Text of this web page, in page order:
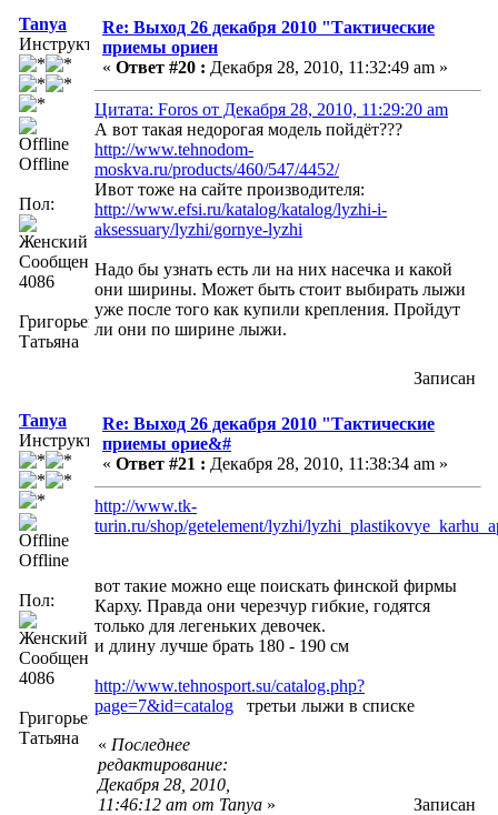
Tanya
Инструктор
Offline
Пол:
Сообщений:
4086
Григорьева
Татьяна
Re: Выход 26 декабря 2010 "Тактические
приемы ориен
« Ответ #20 : Декабря 28, 2010, 11:32:49 am »
Цитата: Foros от Декабря 28, 2010, 11:29:20 am
А вот такая недорогая модель пойдёт???
http://www.tehnodom-
moskva.ru/products/460/547/4452/
Ивот тоже на сайте производителя:
http://www.efsi.ru/katalog/katalog/lyzhi-i-
aksessuary/lyzhi/gornye-lyzhi
Надо бы узнать есть ли на них насечка и какой
они ширины. Может быть стоит выбирать лыжи
уже после того как купили крепления. Пройдут
ли они по ширине лыжи.
Записан
Tanya
Инструктор
Offline
Пол:
Сообщений:
4086
Григорьева
Татьяна
Re: Выход 26 декабря 2010 "Тактические
приемы орие&#
« Ответ #21 : Декабря 28, 2010, 11:38:34 am »
http://www.tk-
turin.ru/shop/getelement/lyzhi/
вот такие можно еще поискать финской фирмы
Карху. Правда они черезчур гибкие, годятся
только для легеньких девочек.
и длину лучше брать 180 - 190 см
http://www.tehnosport.su/catalog.php?
page=7&id=catalog третьи лыжи в списке
« Последнее
редактирование:
Декабря 28, 2010,
11:46:12 am от Tanya » Записан